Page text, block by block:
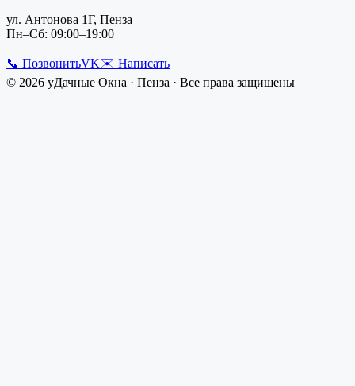
ул. Антонова 1Г, Пенза
Пн–Сб: 09:00–19:00
📞 ПозвонитьVK✉️ Написать
© 2026 уДачные Окна · Пенза · Все права защищены